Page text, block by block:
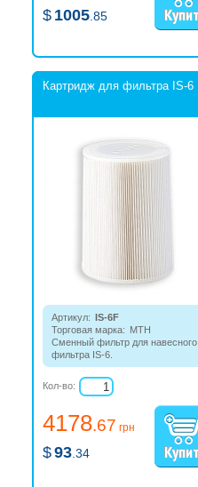
соединением.
$ 1005 .85
Картридж для фильтра IS-6
Артикул: IS-6F
Торговая марка: MTH
Сменный фильтр для навесного
фильтра IS-6.
4178.67 грн
$93 .34
Кол-во: